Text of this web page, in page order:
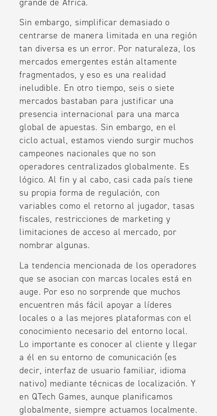
grande de África.
Sin embargo, simplificar demasiado o
centrarse de manera limitada en una región
tan diversa es un error. Por naturaleza, los
mercados emergentes están altamente
fragmentados, y eso es una realidad
ineludible. En otro tiempo, seis o siete
mercados bastaban para justificar una
presencia internacional para una marca
global de apuestas. Sin embargo, en el
ciclo actual, estamos viendo surgir muchos
campeones nacionales que no son
operadores centralizados globalmente. Es
lógico. Al fin y al cabo, casi cada país tiene
su propia forma de regulación, con
variables como el retorno al jugador, tasas
fiscales, restricciones de marketing y
limitaciones de acceso al mercado, por
nombrar algunas.
La tendencia mencionada de los operadores
que se asocian con marcas locales está en
auge. Por eso no sorprende que muchos
encuentren más fácil apoyar a líderes
locales o a las mejores plataformas con el
conocimiento necesario del entorno local.
Lo importante es conocer al cliente y llegar
a él en su entorno de comunicación (es
decir, interfaz de usuario familiar, idioma
nativo) mediante técnicas de localización. Y
en QTech Games, aunque planificamos
globalmente, siempre actuamos localmente.